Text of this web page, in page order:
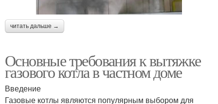
читать дальше →
Основные требования к вытяжке
газового котла в частном доме
Введение
Газовые котлы являются популярным выбором для